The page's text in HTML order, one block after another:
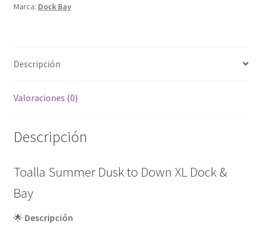
Marca: Dock Bay
Descripción
Valoraciones (0)
Descripción
Toalla Summer Dusk to Down XL Dock &
Bay
🌟 Descripción